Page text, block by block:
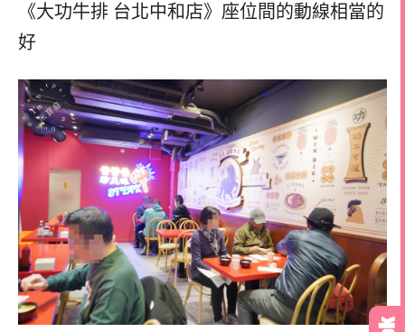
《大功牛排 台北中和店》座位間的動線相當的
好